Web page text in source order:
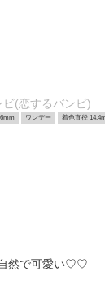
ビ(恋するバンビ)
ワンデー 着色直径
然で可愛い♡♡